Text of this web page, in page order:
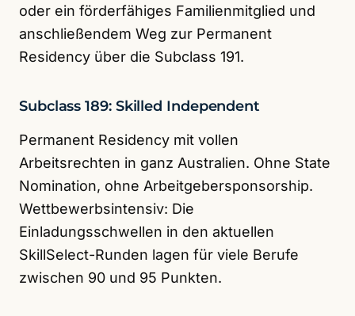
oder ein förderfähiges Familienmitglied und
anschließendem Weg zur Permanent
Residency über die Subclass 191.
Subclass 189: Skilled Independent
Permanent Residency mit vollen
Arbeitsrechten in ganz Australien. Ohne State
Nomination, ohne Arbeitgebersponsorship.
Wettbewerbsintensiv: Die
Einladungsschwellen in den aktuellen
SkillSelect-Runden lagen für viele Berufe
zwischen 90 und 95 Punkten.